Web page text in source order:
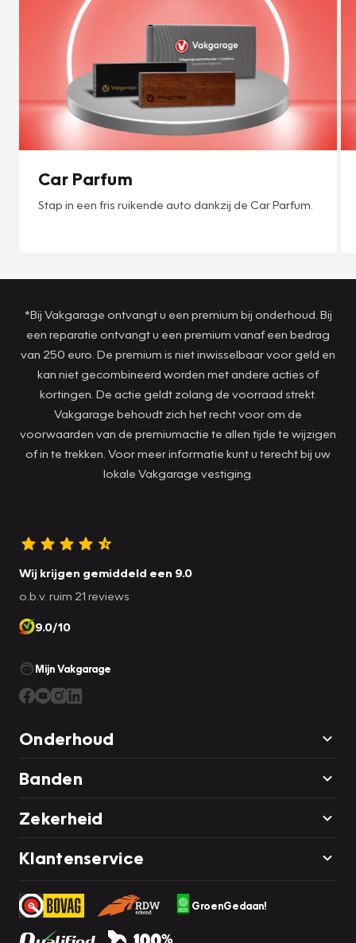
Car Parfum
Stap in een fris ruikende auto dankzij de Car Parfum.
*Bij Vakgarage ontvangt u een premium bij onderhoud. Bij
een reparatie ontvangt u een premium vanaf een bedrag
van 250 euro. De premium is niet inwisselbaar voor geld en
kan niet gecombineerd worden met andere acties of
kortingen. De actie geldt zolang de voorraad strekt.
Vakgarage behoudt zich het recht voor om de
voorwaarden van de premiumactie te allen tijde te wijzigen
of in te trekken. Voor meer informatie kunt u terecht bij uw
lokale Vakgarage vestiging.
Wij krijgen gemiddeld een 9.0
o.b.v. ruim 21 reviews
9.0/10
Mijn Vakgarage
Onderhoud
Banden
Zekerheid
Klantenservice
GroenGedaan!